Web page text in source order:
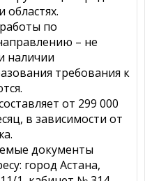
по
– не
наличии
требования к
от 299 000
в зависимости от
документы
город Астана,